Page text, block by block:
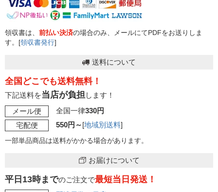
領収書は、 前払い決済の場合のみ、メールにてPDFをお送りしま
す。[領収書発行]
送料について
全国どこでも送料無料！
下記送料を当店が負担します！
メール便
全国一律330円
宅配便
550円～[地域別送料]
一部単品商品は送料がかかる場合があります。
お届けについて
平日13時までのご注文で最短当日発送！